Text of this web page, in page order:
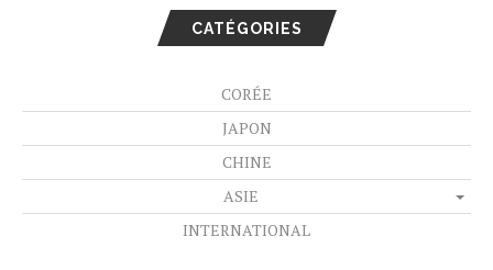
CATÉGORIES
CORÉE
JAPON
CHINE
ASIE
INTERNATIONAL